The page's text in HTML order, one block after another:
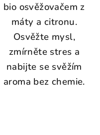
bio osvěžovačem z
máty a citronu.
Osvěžte mysl,
zmírněte stres a
nabijte se svěžím
aroma bez chemie.